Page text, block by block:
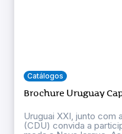
Catálogos
Brochure Uruguay
Uruguai XXI, junto com
(CDU) convida a